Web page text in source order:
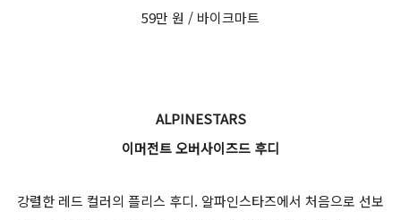
59만 원 / 바이크마트
ALPINESTARS
이머전트 오버사이즈드 후디
강렬한 레드 컬러의 플리스 후디. 알파인스타즈에서 처음으로 선보